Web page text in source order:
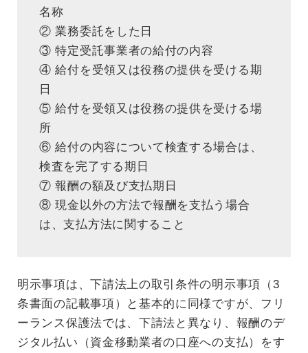
名称
② 業務委託をした日
③ 特定受託事業者の給付の内容
④ 給付を受領又は役務の提供を受ける期
日
⑤ 給付を受領又は役務の提供を受ける場
所
⑥ 給付の内容について検査する場合は、
検査を完了する期日
⑦ 報酬の額及び支払期日
⑧ 現金以外の方法で報酬を支払う場合
は、支払方法に関すること
明示事項は、下請法上の取引条件の明示事項（3
条書面の記載事項）と基本的に同様ですが、フリ
ーランス保護法では、下請法と異なり、報酬のデ
ジタル払い（資金移動業者の口座への支払）をす